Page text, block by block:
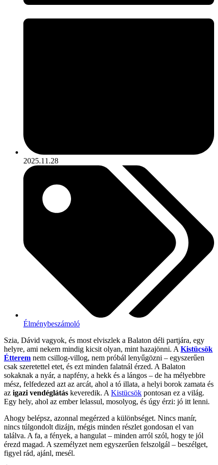
2025.11.28
Élménybeszámoló
Szia, Dávid vagyok, és most elviszlek a Balaton déli partjára, egy
helyre, ami nekem mindig kicsit olyan, mint hazajönni. AKistücsök
Étterem nem csillog-villog, nem próbál lenyűgözni – egyszerűen
csak szeretettel etet, és ezt minden falatnál érzed. A Balaton
sokaknak a nyár, a napfény, a hekk és a lángos – de ha mélyebbre
mész, felfedezed azt az arcát, ahol a tó illata, a helyi borok zamata és
az igazi vendéglátás keveredik. AKistücsök pontosan ez a világ.
Egy hely, ahol az ember lelassul, mosolyog, és úgy érzi: jó itt lenni.
Ahogy belépsz, azonnal megérzed a különbséget. Nincs manír,
nincs túlgondolt dizájn, mégis minden részlet gondosan el van
találva. A fa, a fények, a hangulat – minden arról szól, hogy te jól
érezd magad. A személyzet nem egyszerűen felszolgál – beszélget,
figyel rád, ajánl, mesél.